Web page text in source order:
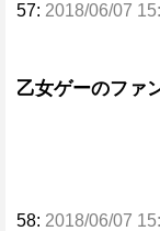
57: 2018/06/07
乙女ゲーのファ
58: 2018/06/07